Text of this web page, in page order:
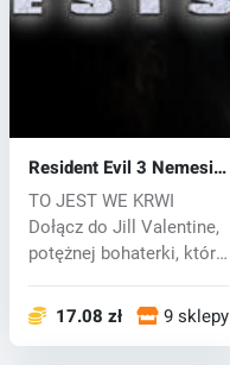
Resident Evil 3 Nemesis
(1999) (PC) key
TO JEST WE KRWI
Dołącz do Jill Valentine,
potężnej bohaterki, która
17.08 zł 9 sklepy